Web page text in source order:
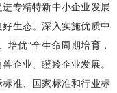
进专精特新中小企业发展
生态。深入实施优质中
培优”全生命周期培育，
企业、瞪羚企业发展。
准、国家标准和行业标